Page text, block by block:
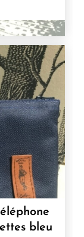
bleu